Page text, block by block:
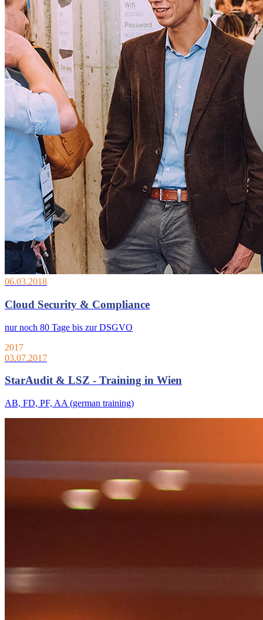
06.03.2018
Cloud Security & Compliance
nur noch 80 Tage bis zur DSGVO
2017
03.07.2017
StarAudit & LSZ - Training in Wien
AB, FD, PF, AA (german training)